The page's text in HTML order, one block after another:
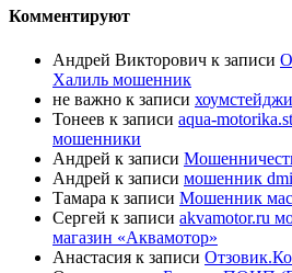
Комментируют
Андрей Викторович к записи
Халиль мошенник
не важно к записи
Тонеев к записи aqua-
мошенники
Андрей к записи
Андрей к записи мошенник
Тамара к записи Мошенник
Сергей к записи akvamotor.ru
магазин «Аквамотор»
Анастасия к записи